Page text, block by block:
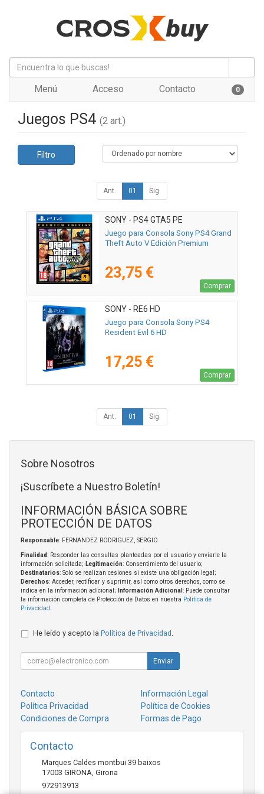
Menú Acceso Contacto 0
Juegos PS4 (2 art.)
Filtro
Ant. 01 Sig.
SONY - PS4 GTA5 PE
Juego para Consola Sony PS4 Grand
Theft Auto V Edición Premium
23,75 €
Comprar
SONY - RE6 HD
Juego para Consola Sony PS4
Resident Evil 6 HD
17,25 €
Comprar
Ant. 01 Sig.
Sobre Nosotros
¡Suscríbete a Nuestro Boletín!
INFORMACIÓN BÁSICA SOBRE
PROTECCIÓN DE DATOS
Responsable: FERNANDEZ RODRIGUEZ, SERGIO
Finalidad: Responder las consultas planteadas por el usuario y enviarle la
información solicitada; Legitimación: Consentimiento del usuario;
Destinatarios: Solo se realizan cesiones si existe una obligación legal;
Derechos: Acceder, rectificar y suprimir, así como otros derechos, como se
indica en la información adicional;
Información Adicional : Puede consultar
la información completa de Protección de Datos en nuestra Política de
Privacidad
He leído y acepto la Política de Privacidad .
Enviar
Contacto
Información Legal
Política Privacidad
Política de Cookies
Condiciones de Compra
Formas de Pago
Contacto
Marques Caldes montbui 39 baixos
17003 GIRONA, Girona
972913913